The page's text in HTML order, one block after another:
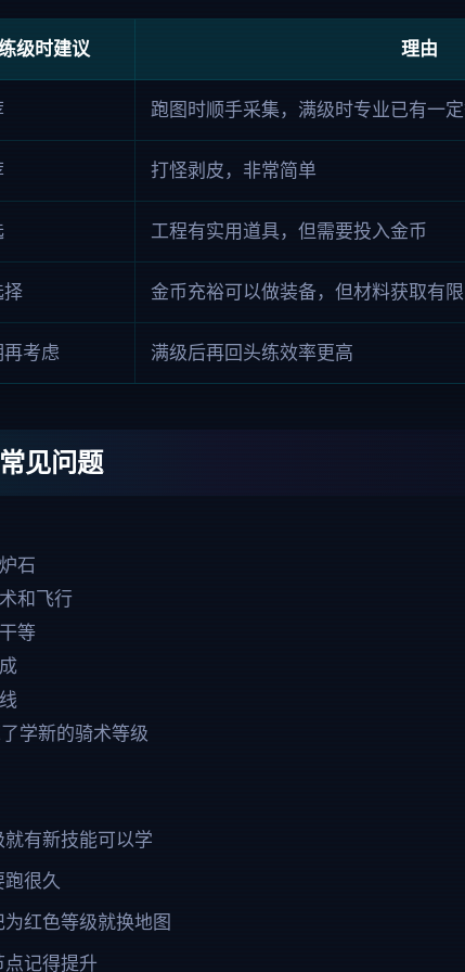
级时建议 理由
跑图时顺手采集，满级时专业已有一
打怪剥皮，非常简单
工程有实用道具，但需要投入金币
择 金币充裕可以做装备，但材料获取有限
再考虑 满级后再回头练效率更高
见问题
石
和飞行
等
学新的骑术等级
有新技能可以学
很久
红色等级就换地图
记得提升